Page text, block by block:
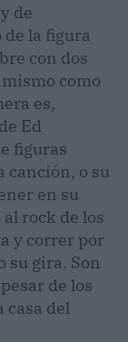
de
de la figura
con dos
como
es,
Ed
figuras
canción, o su
en su
rock de los
y correr por
su gira. Son
de los
casa del